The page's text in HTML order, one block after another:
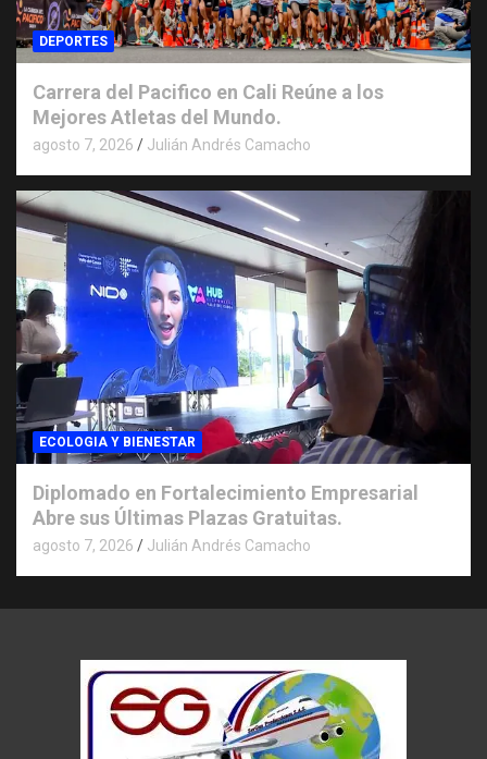
DEPORTES
Carrera del Pacifico en Cali Reúne a los
Mejores Atletas del Mundo.
agosto 7, 2026 Julián Andrés Camacho
ECOLOGIA Y BIENESTAR
Diplomado en Fortalecimiento Empresarial
Abre sus Últimas Plazas Gratuitas.
agosto 7, 2026 Julián Andrés Camacho